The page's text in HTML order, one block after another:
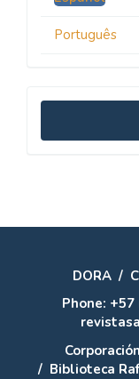
Português
Enviar
un
DORA /
Phone:
/ Biblioteca